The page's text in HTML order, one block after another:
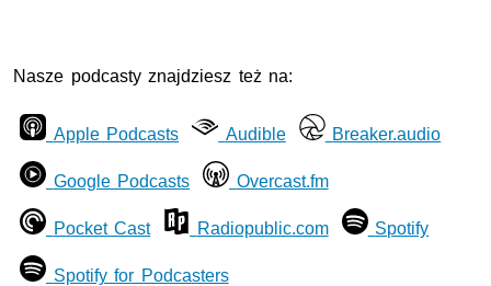
Nasze podcasty znajdziesz też na:
Apple Podcasts Audible Breaker.audio
Google Podcasts Overcast.fm
Pocket Cast Radiopublic.com Spotify
Spotify for Podcasters